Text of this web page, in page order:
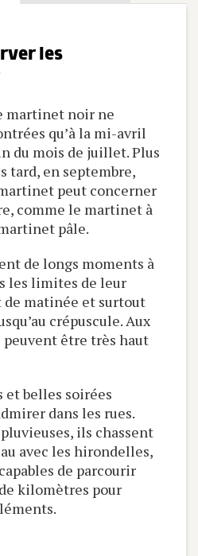
les
martinet noir ne
qu’à la mi-avril
du mois de juillet. Plus
tard, en septembre,
peut concerner
comme le martinet à
pâle.
de longs moments à
les limites de leur
matinée et surtout
crépuscule. Aux
peuvent être très haut
et belles soirées
dans les rues.
ils chassent
avec les hirondelles,
de parcourir
kilomètres pour